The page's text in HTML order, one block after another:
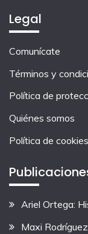
Legal
Comunícate
Términos y
Política de
Quiénes somos
Política de cookies
Ariel Ortega:
Maxi